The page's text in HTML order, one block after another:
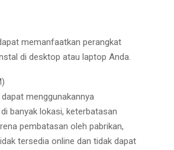
memanfaatkan perangkat
di desktop atau laptop Anda.
menggunakannya
banyak lokasi, keterbatasan
pembatasan oleh pabrikan,
tersedia online dan tidak dapat